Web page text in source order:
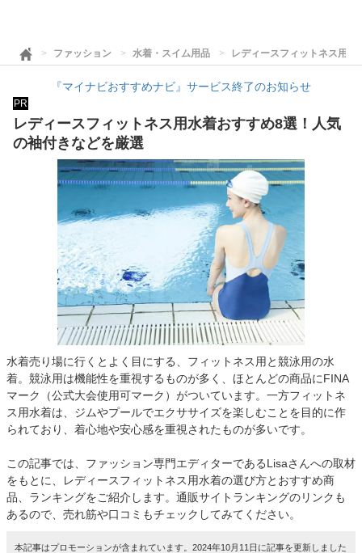
ファッション 水着・スイム用品 レディースフィットネス用
『マイナビおすすめナビ』サービス終了のお知らせ
PR
レディースフィットネス用水着おすすめ8選！人気
の袖付きなどを厳選
水着売り場に行くとよく目にする、フィットネス用と競泳用の水
着。競泳用は機能性を重視するものが多く、ほとんどの商品にFINA
マーク（公式大会使用可マーク）がついています。一方フィットネ
ス用水着は、ジムやプールでエクササイズを楽しむことを目的に作
られており、着心地や安心感を重視されたものが多いです。
この記事では、ファッション専門エディターであるLisaさんへの取材
をもとに、レディースフィットネス用水着の選び方とおすすめ商
品、ランキングをご紹介します。通販サイトランキングのリンクも
あるので、売れ筋や口コミもチェックしてみてください。
本記事はプロモーションが含まれています。2024年10月11日に記事を更新しました